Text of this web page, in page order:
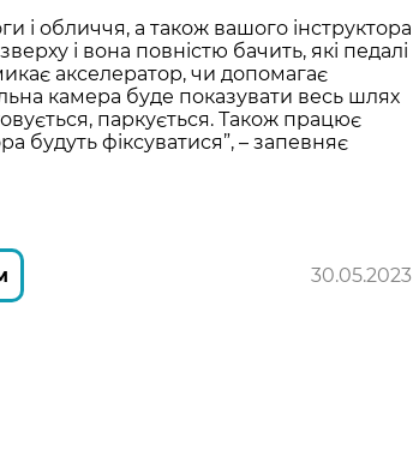
і обличчя, а також вашого інструктора
і вона повністю бачить, які педалі
акселератор, чи допомагає
камера буде показувати весь шлях
паркується. Також працює
будуть фіксуватися”, – запевняє
30.05.2023